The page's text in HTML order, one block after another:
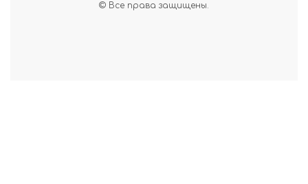
© Все права защищены.